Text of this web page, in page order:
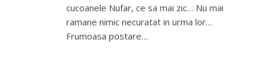
cucoanele Nufar, ce sa mai zic… Nu mai
ramane nimic necuratat in urma lor…
Frumoasa postare…